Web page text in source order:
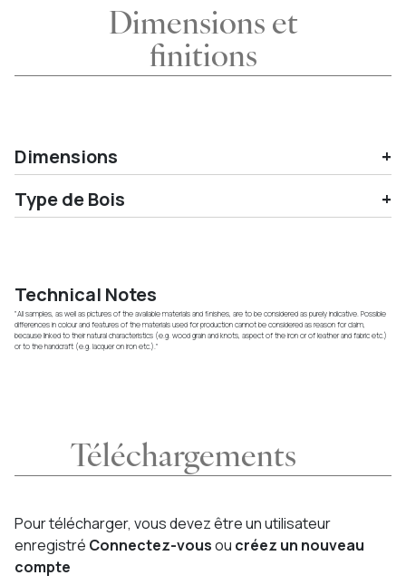
Dimensions et
finitions
Dimensions
Type de Bois
Technical Notes
"All samples, as well as pictures of the available materials and finishes, are to be considered as purely indicative. Possible
differences in colour and features of the materials used for production cannot be considered as reason for claim,
because linked to their natural characteristics (e.g. wood grain and knots, aspect of the iron or of leather and fabric etc.)
or to the handcraft (e.g. lacquer on iron etc.)."
Téléchargements
Pour télécharger, vous devez être un utilisateur
enregistré Connectez-vousou créez un nouveau
compte